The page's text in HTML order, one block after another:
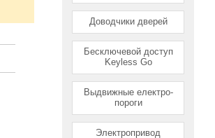
Доводчики дверей
Бесключевой доступ
Keyless Go
Выдвижные електро-
пороги
Электропривод